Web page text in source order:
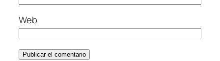
Web